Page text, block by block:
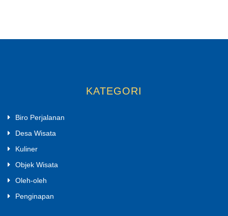
KATEGORI
Biro Perjalanan
Desa Wisata
Kuliner
Objek Wisata
Oleh-oleh
Penginapan